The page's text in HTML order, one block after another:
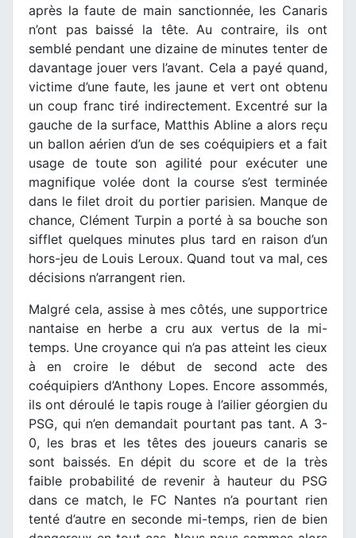
après la faute de main sanctionnée, les Canaris
n’ont pas baissé la tête. Au contraire, ils ont
semblé pendant une dizaine de minutes tenter de
davantage jouer vers l’avant. Cela a payé quand,
victime d’une faute, les jaune et vert ont obtenu
un coup franc tiré indirectement. Excentré sur la
gauche de la surface, Matthis Abline a alors reçu
un ballon aérien d’un de ses coéquipiers et a fait
usage de toute son agilité pour exécuter une
magnifique volée dont la course s’est terminée
dans le filet droit du portier parisien. Manque de
chance, Clément Turpin a porté à sa bouche son
sifflet quelques minutes plus tard en raison d’un
hors-jeu de Louis Leroux. Quand tout va mal, ces
décisions n’arrangent rien.
Malgré cela, assise à mes côtés, une supportrice
nantaise en herbe a cru aux vertus de la mi-
temps. Une croyance qui n’a pas atteint les cieux
à en croire le début de second acte des
coéquipiers d’Anthony Lopes. Encore assommés,
ils ont déroulé le tapis rouge à l’ailier géorgien du
PSG, qui n’en demandait pourtant pas tant. A 3-
0, les bras et les têtes des joueurs canaris se
sont baissés. En dépit du score et de la très
faible probabilité de revenir à hauteur du PSG
dans ce match, le FC Nantes n’a pourtant rien
tenté d’autre en seconde mi-temps, rien de bien